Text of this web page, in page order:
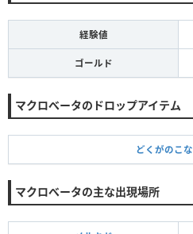
経験値
ゴールド
マクロべータのドロップアイテム
どくがのこな
マクロべータの主な出現場所